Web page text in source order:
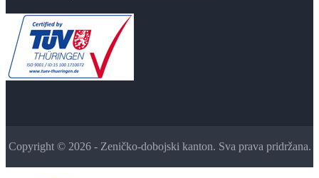
Copyright © 2026 - Zeničko-dobojski kanton. Sva prava pridržana.